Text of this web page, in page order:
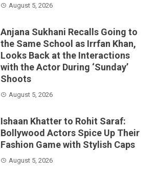
August 5, 2026
Anjana Sukhani Recalls Going to
the Same School as Irrfan Khan,
Looks Back at the Interactions
with the Actor During ‘Sunday’
Shoots
August 5, 2026
Ishaan Khatter to Rohit Saraf:
Bollywood Actors Spice Up Their
Fashion Game with Stylish Caps
August 5, 2026